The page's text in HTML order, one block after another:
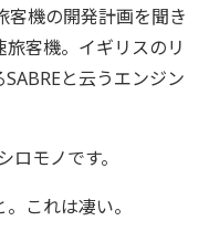
機の開発計画を聞き
客機。イギリスのリ
と云うエンジン
モノです。
これは凄い。